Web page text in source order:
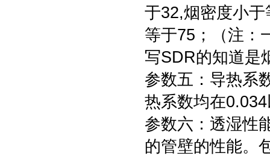
于32,烟密度小
等于75；（注：
写SDR的知道是
参数五：导热系
热系数均在
参数六：透湿性
的管壁的性能。